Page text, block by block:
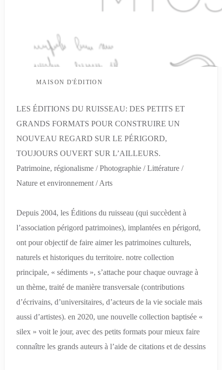
MAISON D'ÉDITION
LES ÉDITIONS DU RUISSEAU: DES PETITS ET
GRANDS FORMATS POUR CONSTRUIRE UN
NOUVEAU REGARD SUR LE PÉRIGORD,
TOUJOURS OUVERT SUR L’AILLEURS.
Patrimoine, régionalisme / Photographie / Littérature /
Nature et environnement / Arts
Depuis 2004, les Éditions du ruisseau (qui succèdent à
l’association périgord patrimoines), implantées en périgord,
ont pour objectif de faire aimer les patrimoines culturels,
naturels et historiques du territoire. notre collection
principale, « sédiments », s’attache pour chaque ouvrage à
un thème, traité de manière transversale (contributions
d’écrivains, d’universitaires, d’acteurs de la vie sociale mais
aussi d’artistes). en 2020, une nouvelle collection baptisée «
silex » voit le jour, avec des petits formats pour mieux faire
connaître les grands auteurs à l’aide de citations et de dessins